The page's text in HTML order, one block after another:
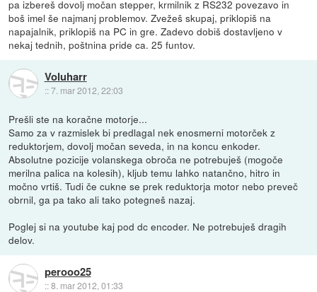
pa izbereš dovolj močan stepper, krmilnik z RS232 povezavo in
boš imel še najmanj problemov. Zvežeš skupaj, priklopiš na
napajalnik, priklopiš na PC in gre. Zadevo dobiš dostavljeno v
nekaj tednih, poštnina pride ca. 25 funtov.
Voluharr
::7. mar 2012, 22:03
Prešli ste na koračne motorje...
Samo za v razmislek bi predlagal nek enosmerni motorček z
reduktorjem, dovolj močan seveda, in na koncu enkoder.
Absolutne pozicije volanskega obroča ne potrebuješ (mogoče
merilna palica na kolesih), kljub temu lahko natančno, hitro in
močno vrtiš. Tudi če cukne se prek reduktorja motor nebo preveč
obrnil, ga pa tako ali tako potegneš nazaj.
Poglej si na youtube kaj pod dc encoder. Ne potrebuješ dragih
delov.
perooo25
::8. mar 2012, 01:33